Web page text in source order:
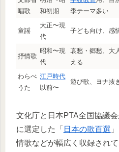
唱歌
和初期
季テーマ多い
童謡
大正〜現
代
子ども向け、感
抒情歌
昭和〜現
代
哀愁・郷愁、大
える
わらべ
うた
江戸時代
以前〜
遊び歌、ヨナ抜
文化庁と日本PTA全国協議
に選定した「 日本の歌百選
情歌などが幅広く収録されて